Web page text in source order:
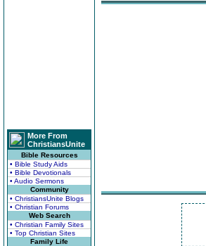
More From
ChristiansUnite
Bible Resources
• Bible Study Aids
• Bible Devotionals
• Audio Sermons
Community
• ChristiansUnite Blogs
• Christian Forums
Web Search
• Christian Family Sites
• Top Christian Sites
Family Life